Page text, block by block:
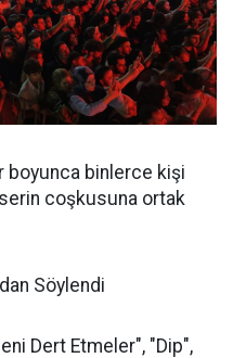
boyunca binlerce kişi
coşkusuna ortak
Söylendi
Dert Etmeler", "Dip",